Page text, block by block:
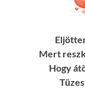
Mert
Hogy